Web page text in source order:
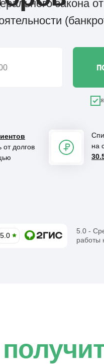
закона
5.0
5.0 -
работы
от долгов
на